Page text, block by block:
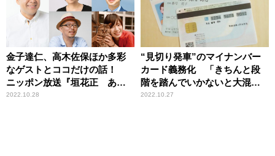
金子達仁、高木佐保ほか多彩
なゲストとココだけの話！
ニッポン放送『垣花正 あな
たとハッピー！』10月31日～
2022.10.28
“見切り発車”のマイナンバー
カード義務化 「きちんと段
階を踏んでいかないと大混乱
につながるのでは」中瀬ゆか
2022.10.27